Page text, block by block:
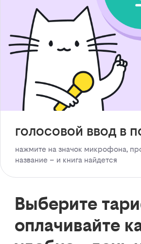
голосовой ввод в
нажмите на значок микрофона,
название – и книга найдется
Выберите
оплачивайте